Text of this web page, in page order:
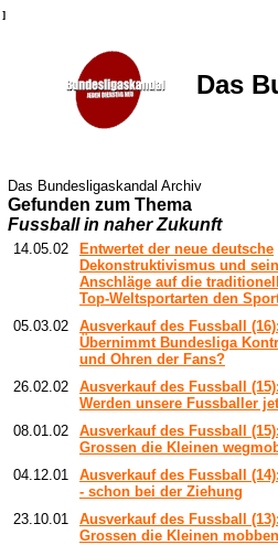
]
Das
Das Bundesligaskandal Archiv
Gefunden zum Thema
Fussball in naher Zukunft
14.05.02
Entwertet der neue deutsche
Dekonstruktivismus und
Anschläge auf die
Top-Weltsportarten den
05.03.02
Ausverkauf des Fussball
Übernimmt Bundesliga
und Ohren der Fans?
26.02.02
Ausverkauf des Fussball
Werden unsere Fussballer
08.01.02
Ausverkauf des Fussball
Grossen die Kleinen
04.12.01
Ausverkauf des Fussball
- schon bei der Ziehung
23.10.01
Ausverkauf des Fussball
Grossen die Kleinen mobben